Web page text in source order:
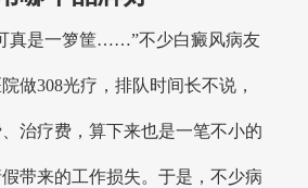
真是一箩筐……”不少白癜风病友
做308光疗，排队时间长不说，
治疗费，算下来也是一笔不小的
带来的工作损失。于是，不少病